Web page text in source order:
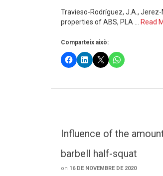
Travieso-Rodríguez, J.A., Jerez-
properties of ABS, PLA …
Read
Comparteix això:
Influence of the
barbell half-squat
on 16 DE NOVEMBRE DE 2020